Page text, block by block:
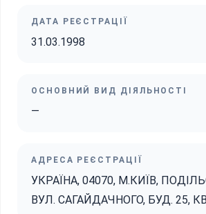
ДАТА РЕЄСТРАЦІЇ
31.03.1998
ОСНОВНИЙ ВИД ДІЯЛЬНОСТІ
—
АДРЕСА РЕЄСТРАЦІЇ
УКРАЇНА, 04070, М.КИЇВ,
ВУЛ. САГАЙДАЧНОГО, БУД. 25,